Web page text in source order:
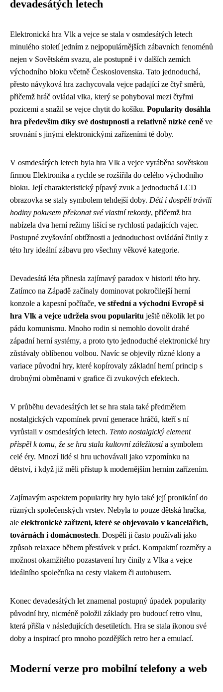
devadesátých letech
Elektronická hra Vlk a vejce se stala v osmdesátých letech
minulého století jedním z nejpopulárnějších zábavních fenoménů
nejen v Sovětském svazu, ale postupně i v dalších zemích
východního bloku včetně Československa. Tato jednoduchá,
přesto návyková hra zachycovala vejce padající ze čtyř směrů,
přičemž hráč ovládal vlka, který se pohyboval mezi čtyřmi
pozicemi a snažil se vejce chytit do košíku. Popularity dosáhla
hra především díky své dostupnosti a relativně nízké ceně ve
srovnání s jinými elektronickými zařízeními té doby.
V osmdesátých letech byla hra Vlk a vejce vyráběna sovětskou
firmou Elektronika a rychle se rozšířila do celého východního
bloku. Její charakteristický pípavý zvuk a jednoduchá LCD
obrazovka se staly symbolem tehdejší doby. Děti i dospělí trávili
hodiny pokusem překonat své vlastní rekordy, přičemž hra
nabízela dva herní režimy lišící se rychlostí padajících vajec.
Postupné zvyšování obtížnosti a jednoduchost ovládání činily z
této hry ideální zábavu pro všechny věkové kategorie.
Devadesátá léta přinesla zajímavý paradox v historii této hry.
Zatímco na Západě začínaly dominovat pokročilejší herní
konzole a kapesní počítače, ve střední a východní Evropě si
hra Vlk a vejce udržela svou popularitu ještě několik let po
pádu komunismu. Mnoho rodin si nemohlo dovolit drahé
západní herní systémy, a proto tyto jednoduché elektronické hry
zůstávaly oblíbenou volbou. Navíc se objevily různé klony a
variace původní hry, které kopírovaly základní herní princip s
drobnými obměnami v grafice či zvukových efektech.
V průběhu devadesátých let se hra stala také předmětem
nostalgických vzpomínek první generace hráčů, kteří s ní
vyrůstali v osmdesátých letech. Tento nostalgický element
přispěl k tomu, že se hra stala kultovní záležitostía symbolem
celé éry. Mnozí lidé si hru uchovávali jako vzpomínku na
dětství, i když již měli přístup k modernějším herním zařízením.
Zajímavým aspektem popularity hry bylo také její pronikání do
různých společenských vrstev. Nebyla to pouze dětská hračka,
ale elektronické zařízení, které se objevovalo v kancelářích,
továrnách i domácnostech. Dospělí ji často používali jako
způsob relaxace během přestávek v práci. Kompaktní rozměry a
možnost okamžitého pozastavení hry činily z Vlka a vejce
ideálního společníka na cesty vlakem či autobusem.
Konec devadesátých let znamenal postupný úpadek popularity
původní hry, nicméně položil základy pro budoucí retro vlnu,
která přišla v následujících desetiletích. Hra se stala ikonou své
doby a inspirací pro mnoho pozdějších retro her a emulací.
Moderní verze pro mobilní telefony a web